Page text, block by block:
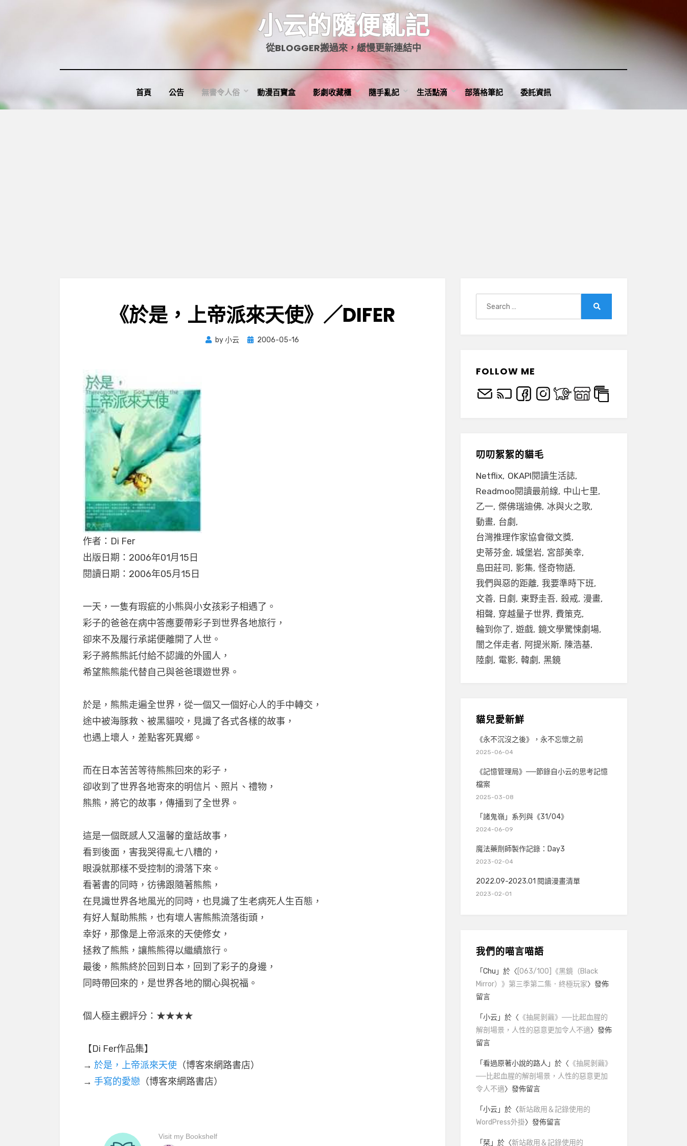
小云的隨便亂記
從BLOGGER搬過來，緩慢更新連結中
首頁 公告 無書令人俗 動漫百寶盒 影劇收藏櫃 隨手亂記 生活點滴 部落格筆記 委託資訊
《於是，上帝派來天使》／DIFER
by小云
Posted
2006-05-16
作者：Di Fer
出版日期：2006年01月15日
閱讀日期：2006年05月15日
一天，一隻有瑕疵的小熊與小女孩彩子相遇了。
彩子的爸爸在病中答應要帶彩子到世界各地旅行，
卻來不及履行承諾便離開了人世。
彩子將熊熊託付給不認識的外國人，
希望熊熊能代替自己與爸爸環遊世界。
於是，熊熊走遍全世界，從一個又一個好心人的手中轉交，
途中被海豚救、被黑貓咬，見識了各式各樣的故事，
也遇上壞人，差點客死異鄉。
而在日本苦苦等待熊熊回來的彩子，
卻收到了世界各地寄來的明信片、照片、禮物，
熊熊，將它的故事，傳播到了全世界。
這是一個既感人又溫馨的童話故事，
看到後面，害我哭得亂七八糟的，
眼淚就那樣不受控制的滑落下來。
看著書的同時，彷彿跟隨著熊熊，
在見識世界各地風光的同時，也見識了生老病死人生百態，
有好人幫助熊熊，也有壞人害熊熊流落街頭，
幸好，那像是上帝派來的天使修女，
拯救了熊熊，讓熊熊得以繼續旅行。
最後，熊熊終於回到日本，回到了彩子的身邊，
同時帶回來的，是世界各地的關心與祝福。
個人極主觀評分：★★★★
【Di Fer作品集】
→ 於是，上帝派來天使 （博客來網路書店）
→ 手寫的愛戀 （博客來網路書店）
FOLLOW ME
叨叨絮絮的貓毛
Netflix OKAPI閱讀生活誌
Readmoo閱讀最前線 中山七里
乙一 傑佛瑞迪佛 冰與火之歌
動畫 台劇
台灣推理作家協會徵文獎
史蒂芬金 城堡岩 宮部美幸
島田莊司
影集 怪奇物語
我們與惡的距離 我要準時下班
文善
日劇 東野圭吾 殺戒 漫畫
相聲 穿越量子世界 費策克
輪到你了 遊戲 鏡文學驚悚劇場
闇之伴走者
阿提米斯
陳浩基
陸劇
電影 韓劇 黑鏡
貓兒愛新鮮
《永不沉沒之後》，永不忘懷之前
2025-06-04
《記憶管理局》──節錄自小云的思考記憶
檔案
2025-03-08
「諸鬼嶺」系列與《31/04》
2024-06-09
魔法藥劑師製作記錄：Day3
2023-02-04
2022.09-2023.01 閱讀漫畫清單
2023-02-01
我們的喵言喵語
「Chu 」於〈 [063/100]《黑鏡（Black
Mirror）》第三季第二集．終極玩家〉發佈
留言
「小云」於〈 《抽屍剝繭》──比起血腥的
解剖場景，人性的惡意更加令人不適〉發佈
留言
「看過原著小說的路人 」於〈 《抽屍剝繭》
──比起血腥的解剖場景，人性的惡意更加
令人不適〉發佈留言
「小云」於〈新站啟用＆記錄使用的
WordPress外掛〉發佈留言
「栞」於〈新站啟用＆記錄使用的